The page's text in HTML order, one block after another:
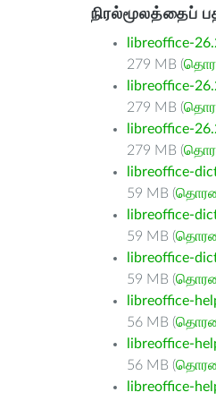
நிரல்மூலத்தைப்
libreoffice-
279 MB (
libreoffice-
279 MB (
libreoffice-
279 MB (
libreoffice-
59 MB (
libreoffice-
59 MB (
libreoffice-
59 MB (
libreoffice-
56 MB (
libreoffice-
56 MB (
libreoffice-